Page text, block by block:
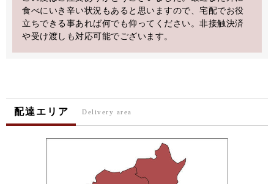
食べにいき辛い状況もあると思いますので、宅配でお役
立ちできる事あれば何でも仰ってください。非接触決済
や受け渡しも対応可能でございます。
配達エリア Delivery area